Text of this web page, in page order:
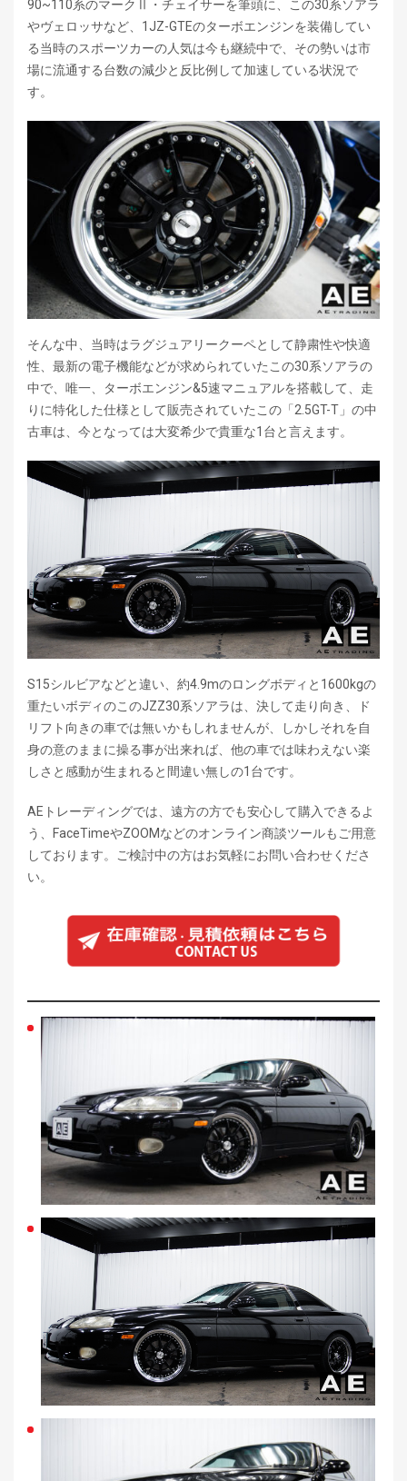
90~110系のマークⅡ・チェイサーを筆頭に、この30系ソアラ
やヴェロッサなど、1JZ-GTEのターボエンジンを装備してい
る当時のスポーツカーの人気は今も継続中で、その勢いは市
場に流通する台数の減少と反比例して加速している状況で
す。
そんな中、当時はラグジュアリークーペとして静粛性や快適
性、最新の電子機能などが求められていたこの30系ソアラの
中で、唯一、ターボエンジン&5速マニュアルを搭載して、走
りに特化した仕様として販売されていたこの「2.5GT-T」の中
古車は、今となっては大変希少で貴重な1台と言えます。
S15シルビアなどと違い、約4.9mのロングボディと1600kgの
重たいボディのこのJZZ30系ソアラは、決して走り向き、ド
リフト向きの車では無いかもしれませんが、しかしそれを自
身の意のままに操る事が出来れば、他の車では味わえない楽
しさと感動が生まれると間違い無しの1台です。
AEトレーディングでは、遠方の方でも安心して購入できるよ
う、FaceTimeやZOOMなどのオンライン商談ツールもご用意
しております。ご検討中の方はお気軽にお問い合わせくださ
い。